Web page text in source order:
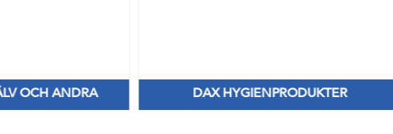
OCH ANDRA
& vinylhanskar
DAX HYGIENPRODUKTER
Håll dig frisk med fräscha dofter!